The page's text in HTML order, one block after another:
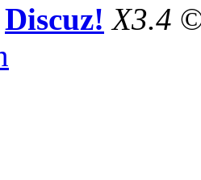
Discuz! X3.4